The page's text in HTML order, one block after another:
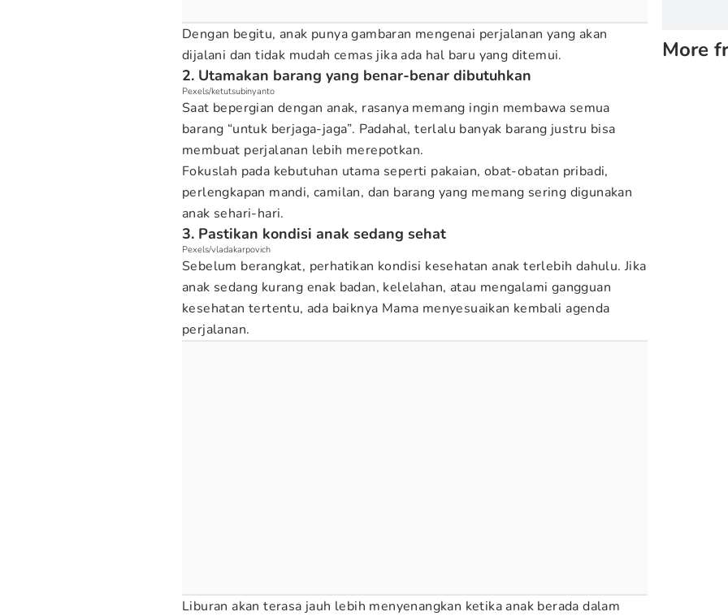
Dengan begitu, anak punya gambaran mengenai perjalanan yang akan
dijalani dan tidak mudah cemas jika ada hal baru yang ditemui.
2. Utamakan barang yang benar-benar dibutuhkan
Pexels/ketutsubinyanto
Saat bepergian dengan anak, rasanya memang ingin membawa semua
barang “untuk berjaga-jaga”. Padahal, terlalu banyak barang justru bisa
membuat perjalanan lebih merepotkan.
Fokuslah pada kebutuhan utama seperti pakaian, obat-obatan pribadi,
perlengkapan mandi, camilan, dan barang yang memang sering digunakan
anak sehari-hari.
3. Pastikan kondisi anak sedang sehat
Pexels/vladakarpovich
Sebelum berangkat, perhatikan kondisi kesehatan anak terlebih dahulu. Jika
anak sedang kurang enak badan, kelelahan, atau mengalami gangguan
kesehatan tertentu, ada baiknya Mama menyesuaikan kembali agenda
perjalanan.
Liburan akan terasa jauh lebih menyenangkan ketika anak berada dalam
More